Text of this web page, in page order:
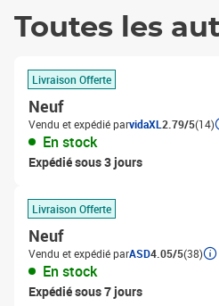
Toutes les
Livraison Offerte
Neuf
Vendu et expédié parvidaXL 2.79/5(14)
En stock
Expédié sous 3 jours
Livraison Offerte
Neuf
Vendu et expédié parASD4.05/5(38)
En stock
Expédié sous 7 jours